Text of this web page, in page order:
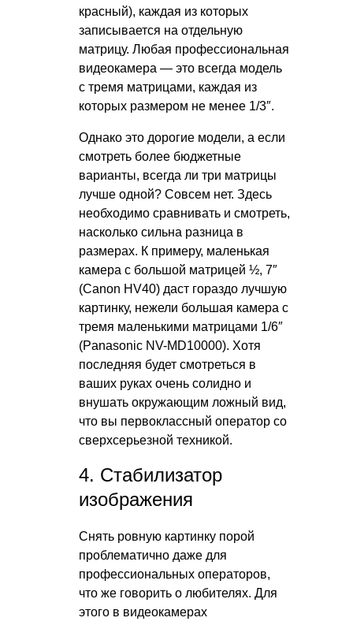
красный), каждая из которых
записывается на отдельную
матрицу. Любая профессиональная
видеокамера — это всегда модель
с тремя матрицами, каждая из
которых размером не менее 1/3″.
Однако это дорогие модели, а если
смотреть более бюджетные
варианты, всегда ли три матрицы
лучше одной? Совсем нет. Здесь
необходимо сравнивать и смотреть,
насколько сильна разница в
размерах. К примеру, маленькая
камера с большой матрицей ½, 7″
(Canon HV40) даст гораздо лучшую
картинку, нежели большая камера с
тремя маленькими матрицами 1/6″
(Panasonic NV-MD10000). Хотя
последняя будет смотреться в
ваших руках очень солидно и
внушать окружающим ложный вид,
что вы первоклассный оператор со
сверхсерьезной техникой.
4. Стабилизатор
изображения
Снять ровную картинку порой
проблематично даже для
профессиональных операторов,
что же говорить о любителях. Для
этого в видеокамерах